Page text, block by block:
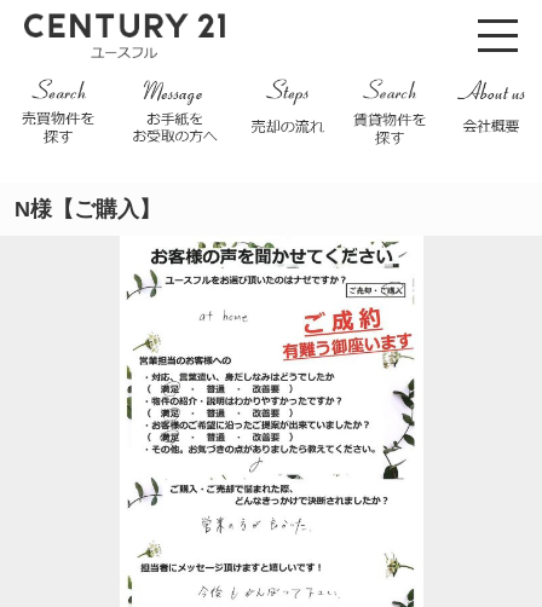
N様【ご購入】